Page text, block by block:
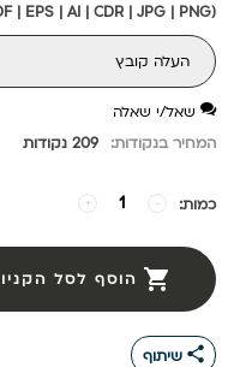
(PDF | EPS | AI | CDR | JPG | PNG:
העלה קובץ
שאל/י שאלה
המחיר בנקודות:
209 נקודות
כמות: + −
הוסף לסל
share שיתוף